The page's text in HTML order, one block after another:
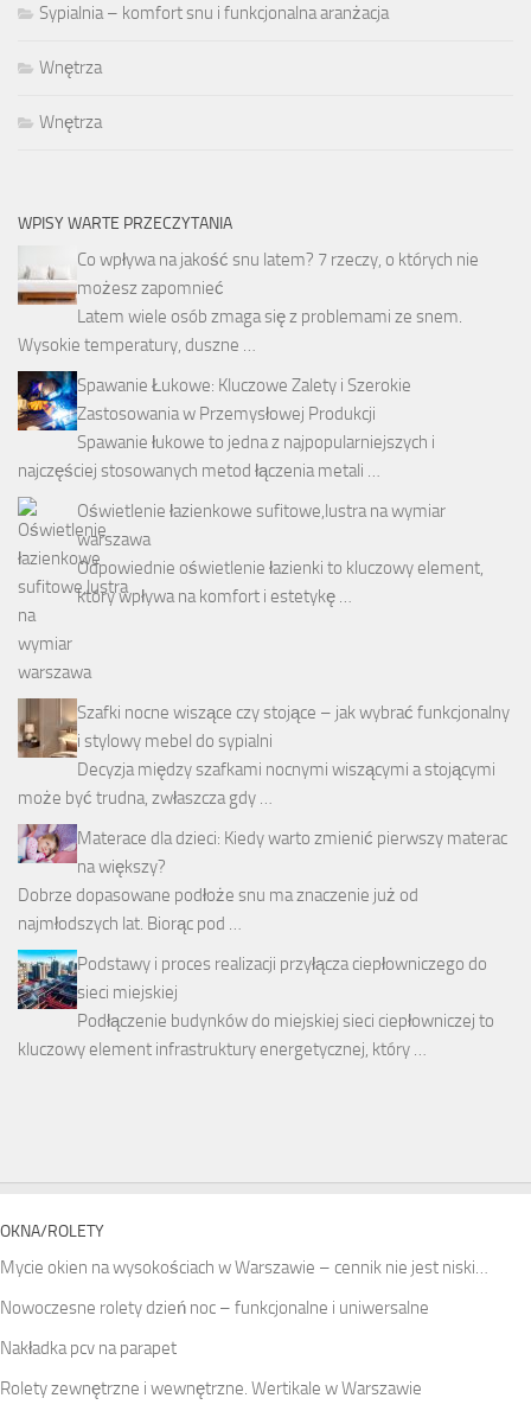
Sypialnia – komfort snu i funkcjonalna aranżacja
Wnętrza
Wnętrza
WPISY WARTE PRZECZYTANIA
Co wpływa na jakość snu latem? 7 rzeczy, o których nie
możesz zapomnieć
Latem wiele osób zmaga się z problemami ze snem.
Wysokie temperatury, duszne …
Spawanie Łukowe: Kluczowe Zalety i Szerokie
Zastosowania w Przemysłowej Produkcji
Spawanie łukowe to jedna z najpopularniejszych i
najczęściej stosowanych metod łączenia metali …
Oświetlenie łazienkowe sufitowe,lustra na wymiar
warszawa
Odpowiednie oświetlenie łazienki to kluczowy element,
który wpływa na komfort i estetykę …
Szafki nocne wiszące czy stojące – jak wybrać funkcjonalny
i stylowy mebel do sypialni
Decyzja między szafkami nocnymi wiszącymi a stojącymi
może być trudna, zwłaszcza gdy …
Materace dla dzieci: Kiedy warto zmienić pierwszy materac
na większy?
Dobrze dopasowane podłoże snu ma znaczenie już od
najmłodszych lat. Biorąc pod …
Podstawy i proces realizacji przyłącza ciepłowniczego do
sieci miejskiej
Podłączenie budynków do miejskiej sieci ciepłowniczej to
kluczowy element infrastruktury energetycznej, który …
OKNA/ROLETY
Mycie okien na wysokościach w Warszawie – cennik nie jest niski…
Nowoczesne rolety dzień noc – funkcjonalne i uniwersalne
Nakładka pcv na parapet
Rolety zewnętrzne i wewnętrzne. Wertikale w Warszawie